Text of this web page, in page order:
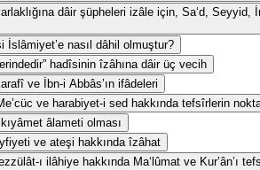
dâir şüpheleri izâle için, Sa‘d,
İslâmiyet’e nasıl dâhil olmuştur?
hadîsinin îzâhına dâir üç vecih
ve İbn-i Abbâs’ın ifâdeleri
ve harabiyet-i sed hakkında tefsîrlerin
âlameti olması
ve ateşi hakkında îzâhat
ı ilâhiye hakkında Ma‘lûmat ve Kur’ân’ı